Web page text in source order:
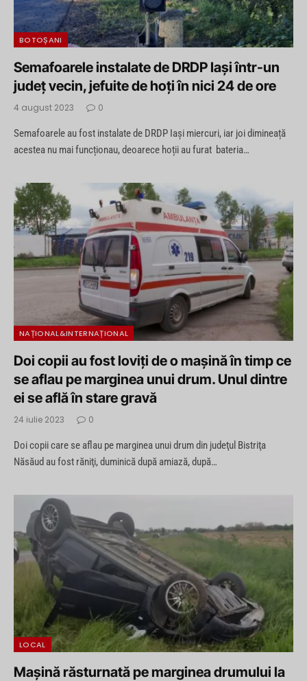
BOTOȘANI
Semafoarele instalate de DRDP Iași într-un
județ vecin, jefuite de hoți în nici 24 de ore
4 august 2023 0
Semafoarele au fost instalate de DRDP Iași miercuri, iar joi dimineață
acestea nu mai funcționau, deoarece hoții au furat bateria…
NAȚIONAL&INTERNAȚIONAL
Doi copii au fost loviți de o mașină în timp ce
se aflau pe marginea unui drum. Unul dintre
ei se află în stare gravă
24 iulie 2023 0
Doi copii care se aflau pe marginea unui drum din judeţul Bistriţa
Năsăud au fost răniţi, duminică după amiază, după…
LOCAL
Maşină răsturnată pe marginea drumului la